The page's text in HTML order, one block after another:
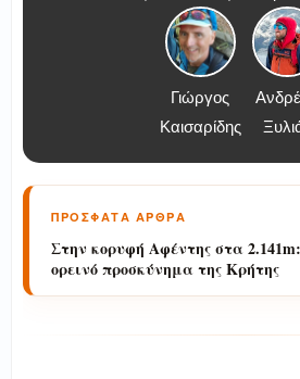
Γιώργος
Καισαρίδης
ΠΡΟΣΦΑΤΑ ΑΡΘΡΑ
Στην κορυφή Αφέντης στα
ορεινό προσκύνημα της Κρήτης